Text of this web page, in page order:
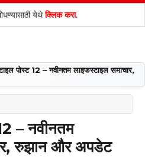
येथेक्लिक करा.
पोस्ट 12 – नवीनतम लाइफस्टाइल समाचार,
– नवीनतम
रुझान और अपडेट